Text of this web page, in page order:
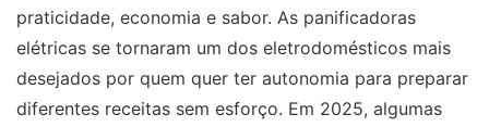
praticidade, economia e sabor. As panificadoras
elétricas se tornaram um dos eletrodomésticos mais
desejados por quem quer ter autonomia para preparar
diferentes receitas sem esforço. Em 2025, algumas